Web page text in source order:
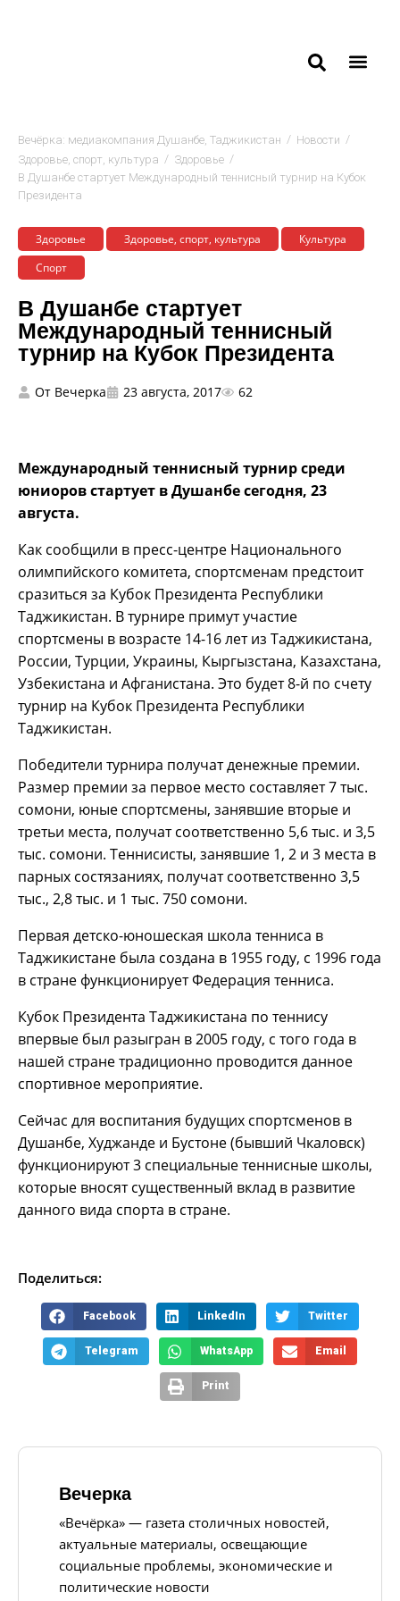
Вечёрка: медиакомпания Душанбе, Таджикистан / Новости /
Здоровье, спорт, культура / Здоровье /
В Душанбе стартует Международный теннисный турнир на Кубок
Президента
Здоровье Здоровье, спорт, культура
Культура
Спорт
В Душанбе стартует
Международный теннисный
турнир на Кубок Президента
От Вечерка 23 августа, 2017 62
Международный теннисный турнир среди
юниоров стартует в Душанбе сегодня, 23
августа.
Как сообщили в пресс-центре Национального
олимпийского комитета, спортсменам предстоит
сразиться за Кубок Президента Республики
Таджикистан. В турнире примут участие
спортсмены в возрасте 14-16 лет из Таджикистана,
России, Турции, Украины, Кыргызстана, Казахстана,
Узбекистана и Афганистана. Это будет 8-й по счету
турнир на Кубок Президента Республики
Таджикистан.
Победители турнира получат денежные премии.
Размер премии за первое место составляет 7 тыс.
сомони, юные спортсмены, занявшие вторые и
третьи места, получат соответственно 5,6 тыс. и 3,5
тыс. сомони. Теннисисты, занявшие 1, 2 и 3 места в
парных состязаниях, получат соответственно 3,5
тыс., 2,8 тыс. и 1 тыс. 750 сомони.
Первая детско-юношеская школа тенниса в
Таджикистане была создана в 1955 году, с 1996 года
в стране функционирует Федерация тенниса.
Кубок Президента Таджикистана по теннису
впервые был разыгран в 2005 году, с того года в
нашей стране традиционно проводится данное
спортивное мероприятие.
Сейчас для воспитания будущих спортсменов в
Душанбе, Худжанде и Бустоне (бывший Чкаловск)
функционируют 3 специальные теннисные школы,
которые вносят существенный вклад в развитие
данного вида спорта в стране.
Поделиться:
Facebook LinkedIn Twitter
Telegram WhatsApp Email
Print
Вечерка
«Вечёрка» — газета столичных новостей,
актуальные материалы, освещающие
социальные проблемы, экономические и
политические новости